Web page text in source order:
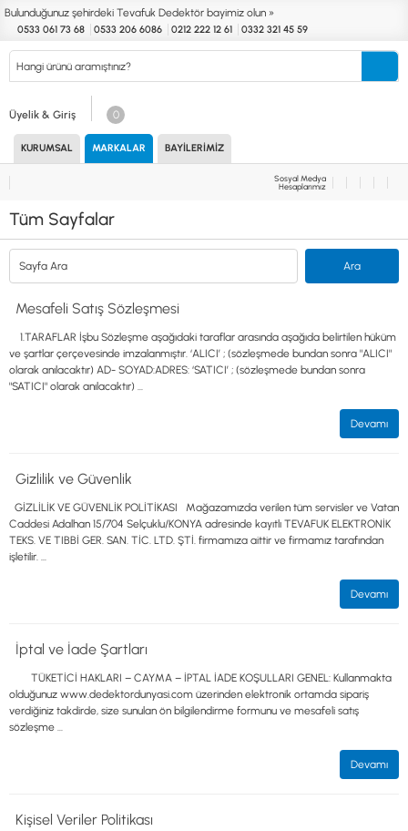
Define
Dedektörleri
Endüstri
Güvenlik
Altın Eleme
Kitleri
MARKALAR
XP
RUTUS DEDEKTÖR
FISHER
TEKNETICS
MINELAB
NOKTA
LORENZ
DETECH
PİNPOİNTER & SCUBA
SU GEÇİRMEZ DEDEKTÖRLER
BAŞLIK KORUMA KILIFLARI
KULAKLIKLAR VE KULAKLIK BAĞLANTI
AKSESUARLARI
ŞAFTLAR VE ŞAFT AKSESUARLARI
GARRETT
İhasaniye Mahallesi Vatan Caddesi Adalhan
İş Hanı 15/704 Selçuklu/KONYA
İSTANBUL
0533 061 73 68 0533 206 6086
Bulunduğunuz şehirdeki Tevafuk Dedektör bayimiz olun »
0533 061 73 68 0533 206 6086 0212 222 12 61 0332 321 45 59
Üyelik & Giriş 0
KURUMSAL MARKALAR BAYILERIMIZ
Sosyal Medya
Hesaplarımız
Tüm Sayfalar
Mesafeli Satış Sözleşmesi
1.TARAFLAR İşbu Sözleşme aşağıdaki taraflar arasında aşağıda belirtilen hüküm
ve şartlar çerçevesinde imzalanmıştır. ‘ALICI’ ; (sözleşmede bundan sonra "ALICI"
olarak anılacaktır) AD- SOYAD:ADRES: ‘SATICI’ ; (sözleşmede bundan sonra
"SATICI" olarak anılacaktır) ...
Devamı
Gizlilik ve Güvenlik
GİZLİLİK VE GÜVENLİK POLİTİKASI Mağazamızda verilen tüm servisler ve Vatan
Caddesi Adalhan 15/704 Selçuklu/KONYA adresinde kayıtlı TEVAFUK ELEKTRONİK
TEKS. VE TIBBİ GER. SAN. TİC. LTD. ŞTİ. firmamıza aittir ve firmamız tarafından
işletilir. ...
Devamı
İptal ve İade Şartları
TÜKETİCİ HAKLARI – CAYMA – İPTAL İADE KOŞULLARI GENEL: Kullanmakta
olduğunuz www.dedektordunyasi.com üzerinden elektronik ortamda sipariş
verdiğiniz takdirde, size sunulan ön bilgilendirme formunu ve mesafeli satış
sözleşme ...
Devamı
Kişisel Veriler Politikası